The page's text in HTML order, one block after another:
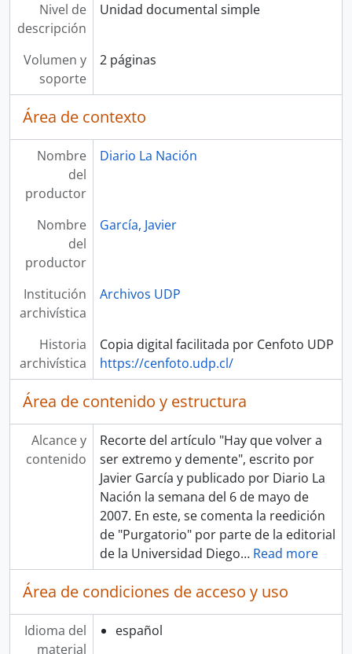
Nivel de
descripción
Unidad documental simple
Volumen y
soporte
2 páginas
Área de contexto
Nombre
del
productor
Diario La Nación
Nombre
del
productor
García, Javier
Institución
archivística
Archivos UDP
Historia
archivística
Copia digital facilitada por Cenfoto UDP
https://cenfoto.udp.cl/
Área de contenido y estructura
Alcance y
contenido
Recorte del artículo "Hay que volver a
ser extremo y demente", escrito por
Javier García y publicado por Diario La
Nación la semana del 6 de mayo de
2007. En este, se comenta la reedición
de "Purgatorio" por parte de la editorial
de la Universidad Diego… Read more
Área de condiciones de acceso y uso
Idioma del
material
español